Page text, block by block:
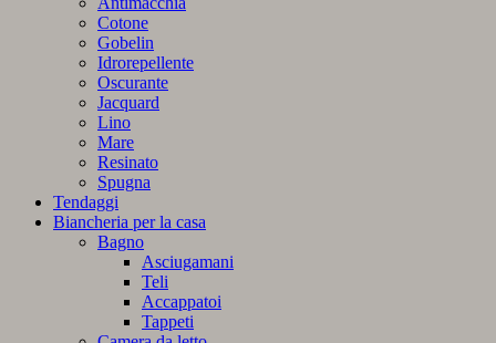
Cotone
Gobelin
Idrorepellente
Oscurante
Jacquard
Lino
Mare
Resinato
Spugna
Tendaggi
Biancheria per la casa
Bagno
Asciugamani
Teli
Accappatoi
Tappeti